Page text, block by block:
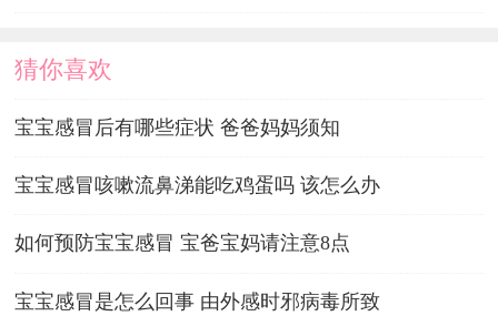
猜你喜欢
宝宝感冒后有哪些症状 爸爸妈妈须知
宝宝感冒咳嗽流鼻涕能吃鸡蛋吗 该怎么办
如何预防宝宝感冒 宝爸宝妈请注意8点
宝宝感冒是怎么回事 由外感时邪病毒所致